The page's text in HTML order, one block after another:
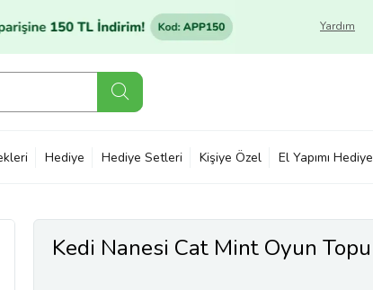
Yardım
Hediye Hediye Setleri Kişiye Özel El Yapımı Hediye
Kedi Nanesi Cat Mint Oyun Topu